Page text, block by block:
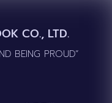
CO., LTD.
BEING PROUD”